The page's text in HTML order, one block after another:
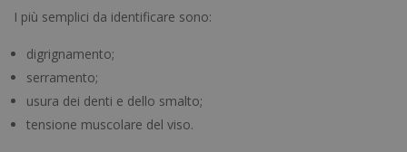
I più semplici da identificare sono:
digrignamento;
serramento;
usura dei denti e dello smalto;
tensione muscolare del viso.